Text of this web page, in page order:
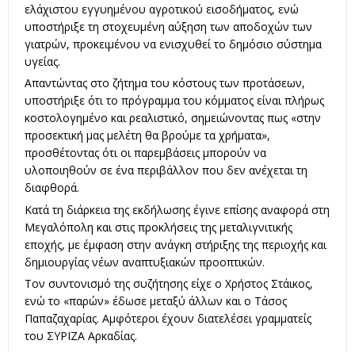
ελάχιστου εγγυημένου αγροτικού εισοδήματος, ενώ
υποστήριξε τη στοχευμένη αύξηση των αποδοχών των
γιατρών, προκειμένου να ενισχυθεί το δημόσιο σύστημα
υγείας.
Απαντώντας στο ζήτημα του κόστους των προτάσεων,
υποστήριξε ότι το πρόγραμμα του κόμματος είναι πλήρως
κοστολογημένο και ρεαλιστικό, σημειώνοντας πως «στην
προσεκτική μας μελέτη θα βρούμε τα χρήματα»,
προσθέτοντας ότι οι παρεμβάσεις μπορούν να
υλοποιηθούν σε ένα περιβάλλον που δεν ανέχεται τη
διαφθορά.
Κατά τη διάρκεια της εκδήλωσης έγινε επίσης αναφορά στη
Μεγαλόπολη και στις προκλήσεις της μεταλιγνιτικής
εποχής, με έμφαση στην ανάγκη στήριξης της περιοχής και
δημιουργίας νέων αναπτυξιακών προοπτικών.
Τον συντονισμό της συζήτησης είχε ο Χρήστος Στάικος,
ενώ το «παρών» έδωσε μεταξύ άλλων και ο Τάσος
Παπαζαχαρίας. Αμφότεροι έχουν διατελέσει γραμματείς
του ΣΥΡΙΖΑ Αρκαδίας.